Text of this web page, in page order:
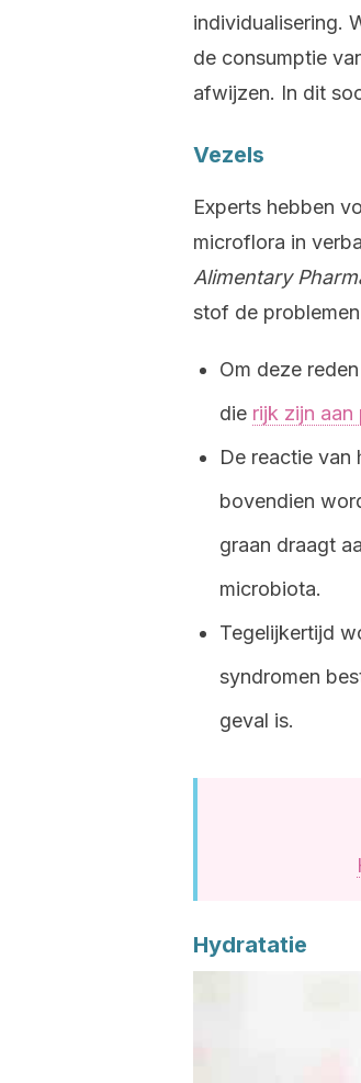
individualisering.
de consumptie
afwijzen. In dit
Vezels
Experts hebben
microflora in
Alimentary
stof de
Om deze
die rijk zijn aan
De reactie van
bovendien
graan draagt
microbiota.
Tegelijkertijd
syndromen
geval is.
Hydratatie